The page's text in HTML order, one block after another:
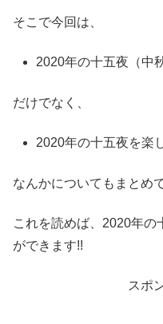
そこで今回は、
2020年の十五夜（中
だけでなく、
2020年の十五夜を楽
なんかについてもまとめ
これを読めば、2020年の
ができます!!
スポ